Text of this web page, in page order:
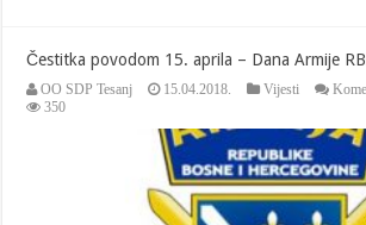
Čestitka povodom 15. aprila – Dana Armije
OO SDP Tesanj 15.04.2018. Vijesti
350